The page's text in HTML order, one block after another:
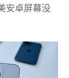
安卓屏幕没